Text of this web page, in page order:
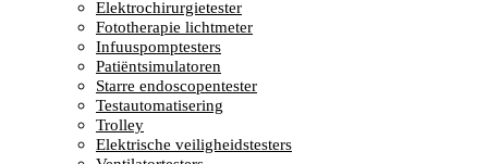
Elektrochirurgietester
Fototherapie lichtmeter
Infuuspomptesters
Patiëntsimulatoren
Starre endoscopentester
Testautomatisering
Trolley
Elektrische veiligheidstesters